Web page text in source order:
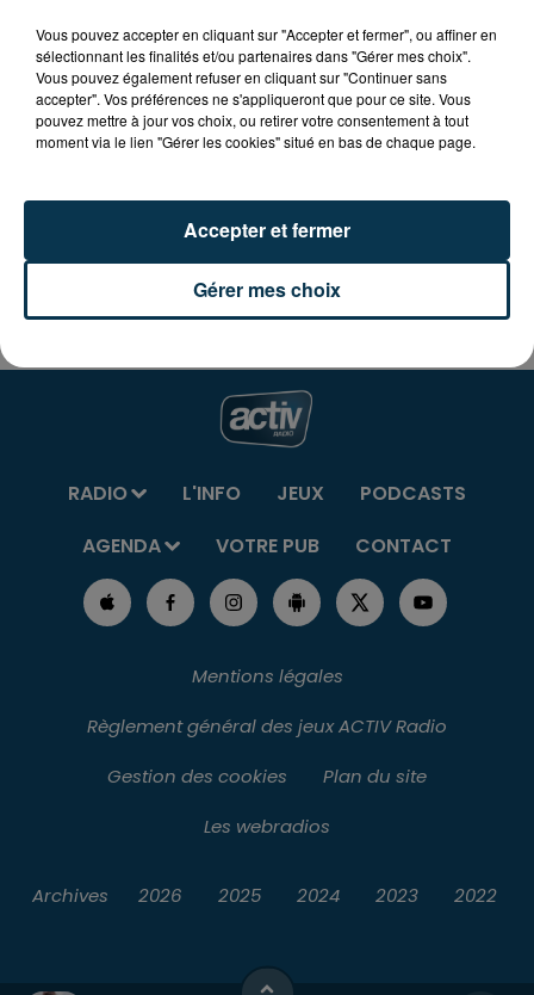
Rendez-vous le samedi pour 2 aquathlons et un
duathlon, et le dimanche sera une journée 100%
triathlon avec 2 triathlons adultes et 2 triathlons
jeunes pour les 8/11 ans et les 12/15 ans!
8 Juin!
Plus d'infos sur www.roannetriathlon.com/villerest
RADIO L'INFO JEUX
PODCASTS
AGENDA
VOTRE PUB CONTACT
Mentions légales
Règlement général des jeux ACTIV Radio
Gestion des cookies
Plan du site
Les webradios
Archives 2026 2025 2024 2023 2022
Vous pouvez accepter en cliquant sur "Accepter et fermer", ou affiner en
sélectionnant les finalités et/ou partenaires dans "Gérer mes choix".
Vous pouvez également refuser en cliquant sur "Continuer sans
accepter". Vos préférences ne s'appliqueront que pour ce site. Vous
pouvez mettre à jour vos choix, ou retirer votre consentement à tout
moment via le lien "Gérer les cookies" situé en bas de chaque page.
Gérer mes choix
Accepter et fermer